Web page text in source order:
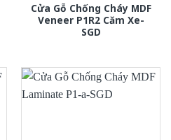
Cửa Gỗ Chống Cháy MDF
Veneer P1R2 Căm Xe-
SGD